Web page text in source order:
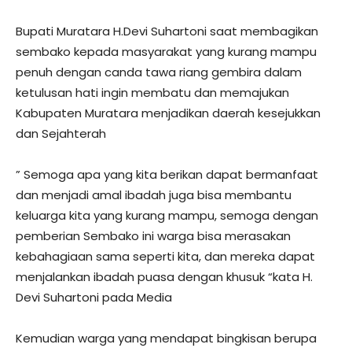
Bupati Muratara H.Devi Suhartoni saat membagikan
sembako kepada masyarakat yang kurang mampu
penuh dengan canda tawa riang gembira dalam
ketulusan hati ingin membatu dan memajukan
Kabupaten Muratara menjadikan daerah kesejukkan
dan Sejahterah
” Semoga apa yang kita berikan dapat bermanfaat
dan menjadi amal ibadah juga bisa membantu
keluarga kita yang kurang mampu, semoga dengan
pemberian Sembako ini warga bisa merasakan
kebahagiaan sama seperti kita, dan mereka dapat
menjalankan ibadah puasa dengan khusuk “kata H.
Devi Suhartoni pada Media
Kemudian warga yang mendapat bingkisan berupa